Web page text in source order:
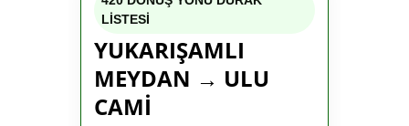
LİSTESİ
YUKARIŞAMLI
MEYDAN → ULU
CAMİ